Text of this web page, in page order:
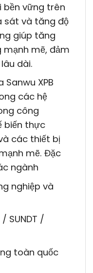
bền vững trên
sát và tăng độ
giúp tăng
mạnh mẽ, đảm
dài.
XPB
các hệ
công
biến thực
các thiết bị
mẽ. Đặc
ngành
nghiệp và
SUNDT /
toàn quốc